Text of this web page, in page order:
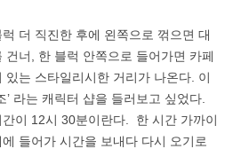
더 직진한 후에 왼쪽으로 꺾으면 대
건너, 한 블럭 안쪽으로 들어가면 카페
있는 스타일리시한 거리가 나온다. 이
’ 라는 캐릭터 샵을 들러보고 싶었다.
이 12시 30분이란다. 한 시간 가까이
들어가 시간을 보내다 다시 오기로